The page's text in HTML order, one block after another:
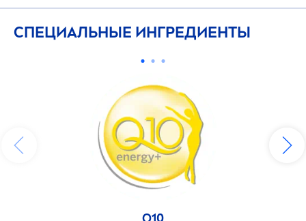
СПЕЦИАЛЬНЫЕ ИНГРЕДИЕНТЫ